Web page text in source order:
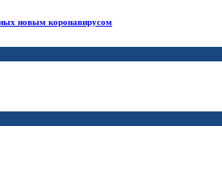
новым коронавирусом